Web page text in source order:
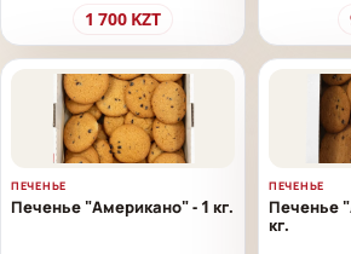
1 700 KZT
ПЕЧЕНЬЕ
Печенье "Американо" - 1 кг.
ПЕЧЕНЬЕ
Печенье
кг.